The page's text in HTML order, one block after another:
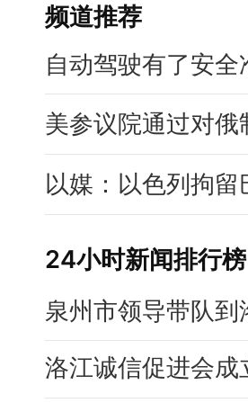
频道推荐
自动驾驶有了安
美参议院通过对俄
以媒：以色列拘留
24小时新闻排行榜
泉州市领导带队
洛江诚信促进会